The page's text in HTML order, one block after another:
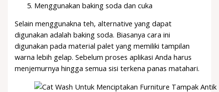
Menggunakan baking soda dan cuka
Selain menggunakna teh, alternative yang dapat
digunakan adalah baking soda. Biasanya cara ini
digunakan pada material palet yang memiliki tampilan
warna lebih gelap. Sebelum proses aplikasi Anda harus
menjemurnya hingga semua sisi terkena panas matahari.